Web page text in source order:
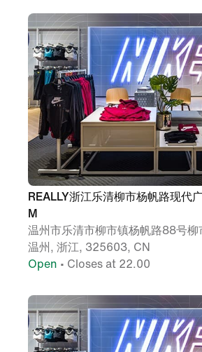
REALLY浙江乐清柳市杨帆路现代
M
温州市乐清市柳市镇杨帆路88号柳
温州, 浙江, 325603, CN
Open • Closes at 22.00